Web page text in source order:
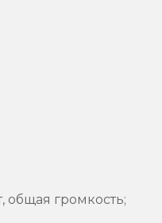
общая громкость;